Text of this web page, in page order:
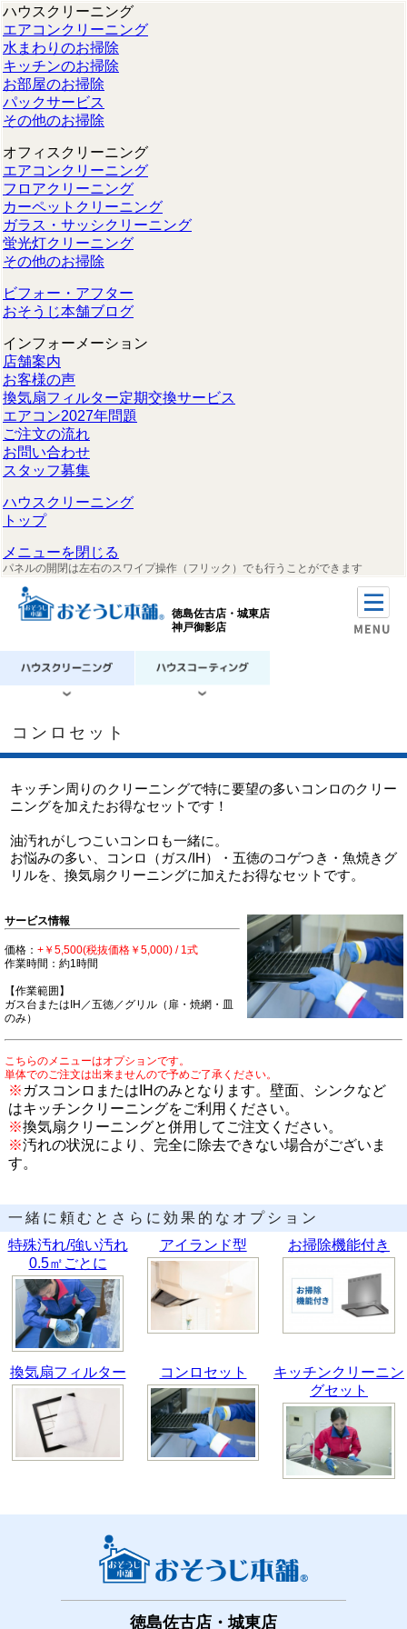
ハウスクリーニング
エアコンクリーニング
水まわりのお掃除
キッチンのお掃除
お部屋のお掃除
パックサービス
その他のお掃除
オフィスクリーニング
エアコンクリーニング
フロアクリーニング
カーペットクリーニング
ガラス・サッシクリーニング
蛍光灯クリーニング
その他のお掃除
ビフォー・アフター
おそうじ本舗ブログ
インフォーメーション
店舗案内
お客様の声
換気扇フィルター定期交換サービス
エアコン2027年問題
ご注文の流れ
お問い合わせ
スタッフ募集
ハウスクリーニング
トップ
メニューを閉じる
パネルの開閉は左右のスワイプ操作（フリック）でも行うことができます
徳島佐古店・城東店
神戸御影店
コンロセット
キッチン周りのクリーニングで特に要望の多いコンロのクリー
ニングを加えたお得なセットです！
油汚れがしつこいコンロも一緒に。
お悩みの多い、コンロ（ガス/IH）・五徳のコゲつき・魚焼きグ
リルを、換気扇クリーニングに加えたお得なセットです。
サービス情報
価格： +￥5,500(税抜価格￥5,000) / 1式
作業時間：約1時間
【作業範囲】
ガス台またはIH／五徳／グリル（扉・焼網・皿
のみ）
こちらのメニューはオプションです。
単体でのご注文は出来ませんので予めご了承ください。
※ ガスコンロまたはIHのみとなります。壁面、シンクなど
はキッチンクリーニングをご利用ください。
※換気扇クリーニングと併用してご注文ください。
※汚れの状況により、完全に除去できない場合がございま
す。
一緒に頼むとさらに効果的なオプション
特殊汚れ/強い汚れ
0.5㎡ごとに
アイランド型 お掃除機能付き
換気扇フィルター コンロセット
キッチンクリーニン
グセット
徳島佐古店・城東店